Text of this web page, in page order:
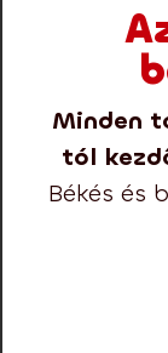
Minden
tól
Békés és